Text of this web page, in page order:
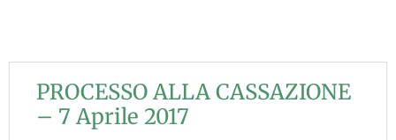
PROCESSO ALLA CASSAZIONE
– 7 Aprile 2017